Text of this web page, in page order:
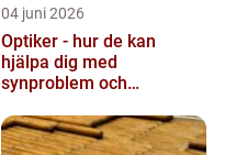
04 juni 2026
Optiker - hur de kan
hjälpa dig med
synproblem och